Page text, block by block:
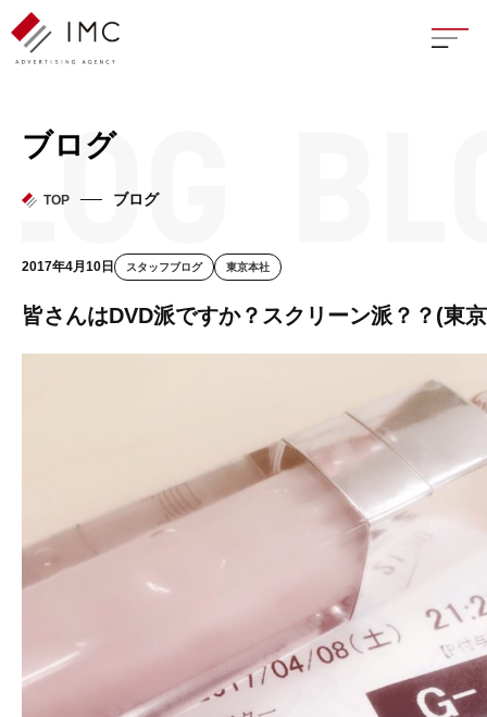
座談
イン
フェ
ブログ
TOP ブログ
2017年4月10日 スタッフブログ 東京本社
皆さんはDVD派ですか？スクリーン派？？(東